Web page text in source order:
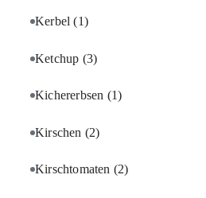
Kerbel(1)
Ketchup (3)
Kichererbsen (1)
Kirschen (2)
Kirschtomaten (2)